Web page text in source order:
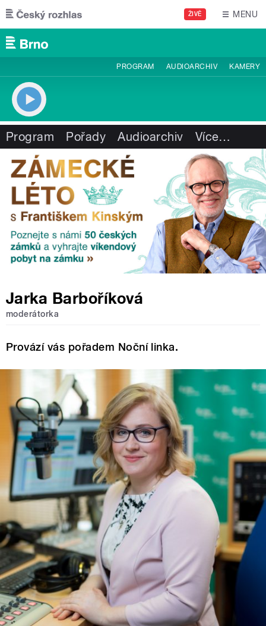
Přejít k hlavnímu obsahu
ŽIVĚ MENU
PROGRAM AUDIOARCHIV KAMERY
Program Pořady Audioarchiv Více…
Jarka Barboříková
moderátorka
Provází vás pořadem Noční linka.